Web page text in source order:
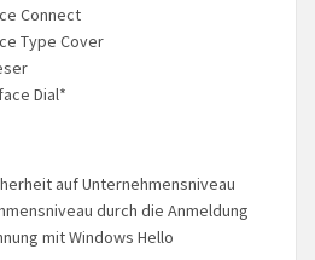
Connect
Type Cover
Dial*
auf Unternehmensniveau
durch die Anmeldung
mit Windows Hello